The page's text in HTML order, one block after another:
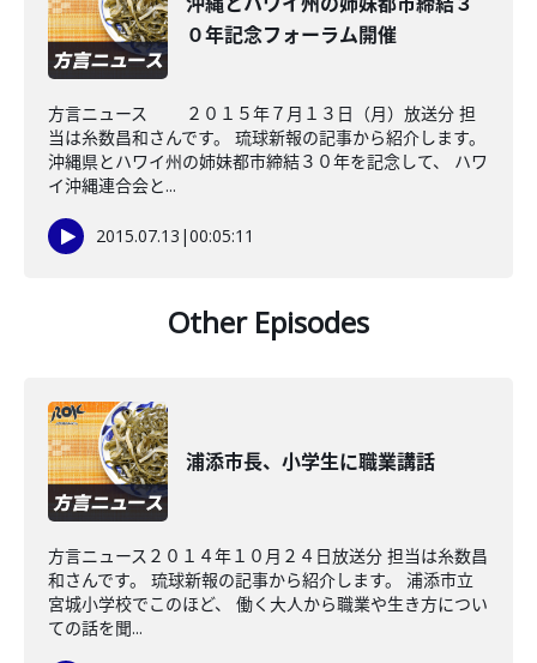
０年記念フォーラム開催
方言ニュース ２０１５年７月１３日（月）放送分 担
当は糸数昌和さんです。 琉球新報の記事から紹介します。
沖縄県とハワイ州の姉妹都市締結３０年を記念して、 ハワ
イ沖縄連合会と...
2015.07.13 |00:05:11
Other Episodes
浦添市長、小学生に職業講話
方言ニュース２０１４年１０月２４日放送分 担当は糸数昌
和さんです。 琉球新報の記事から紹介します。 浦添市立
宮城小学校でこのほど、 働く大人から職業や生き方につい
ての話を聞...